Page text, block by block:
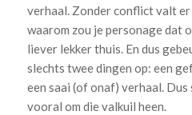
verhaal. Zonder conflict valt
waarom zou je personage dat
liever lekker thuis. En dus
slechts twee dingen op: een
een saai (of onaf) verhaal.
vooral om die valkuil heen.